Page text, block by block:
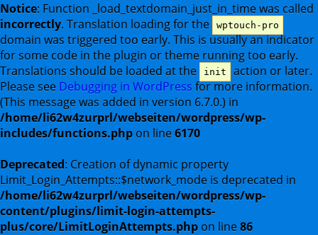
Notice: Function _load_textdomain_just_in_time was called
incorrectly. Translation loading for the wptouch-pro
domain was triggered too early. This is usually an indicator
for some code in the plugin or theme running too early.
Translations should be loaded at the
init
action or later.
Please see Debugging in WordPress for more information.
(This message was added in version 6.7.0.) in
/home/li62w4zurprl/webseiten/wordpress/wp-
includes/functions.php on line6170
Deprecated: Creation of dynamic property
Limit_Login_Attempts::$network_mode is deprecated in
/home/li62w4zurprl/webseiten/wordpress/wp-
content/plugins/limit-login-attempts-
plus/core/LimitLoginAttempts.php on line86